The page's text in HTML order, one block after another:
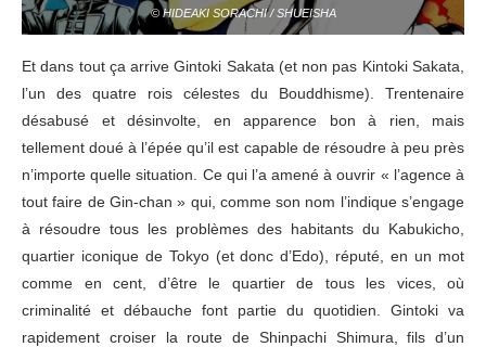
© HIDEAKI SORACHI / SHUEISHA
Et dans tout ça arrive Gintoki Sakata (et non pas Kintoki Sakata,
l’un des quatre rois célestes du Bouddhisme). Trentenaire
désabusé et désinvolte, en apparence bon à rien, mais
tellement doué à l’épée qu’il est capable de résoudre à peu près
n’importe quelle situation. Ce qui l’a amené à ouvrir « l’agence à
tout faire de Gin-chan » qui, comme son nom l’indique s’engage
à résoudre tous les problèmes des habitants du Kabukicho,
quartier iconique de Tokyo (et donc d’Edo), réputé, en un mot
comme en cent, d’être le quartier de tous les vices, où
criminalité et débauche font partie du quotidien. Gintoki va
rapidement croiser la route de Shinpachi Shimura, fils d’un